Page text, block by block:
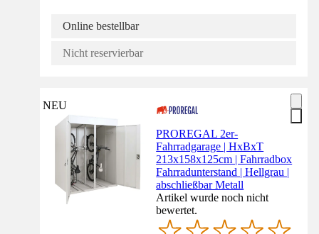
Online bestellbar
Nicht reservierbar
NEU
PROREGAL 2er-
Fahrradgarage | HxBxT
213x158x125cm | Fahrradbox
Fahrradunterstand | Hellgrau |
abschließbar Metall
Artikel wurde noch nicht
bewertet.